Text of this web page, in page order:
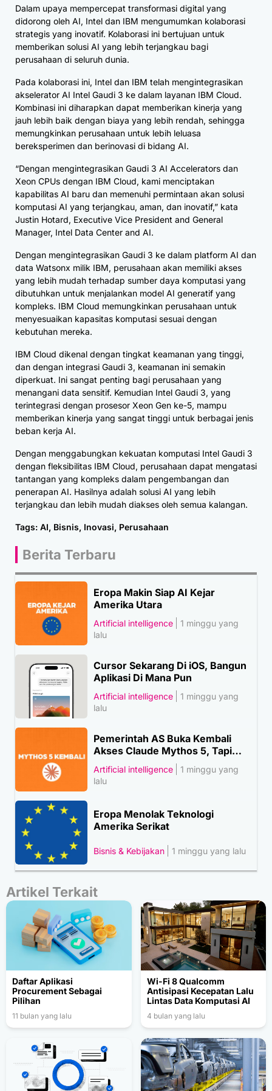
Dalam upaya mempercepat transformasi digital yang
didorong oleh AI, Intel dan IBM mengumumkan kolaborasi
strategis yang inovatif. Kolaborasi ini bertujuan untuk
memberikan solusi AI yang lebih terjangkau bagi
perusahaan di seluruh dunia.
Pada kolaborasi ini, Intel dan IBM telah mengintegrasikan
akselerator AI Intel Gaudi 3 ke dalam layanan IBM Cloud.
Kombinasi ini diharapkan dapat memberikan kinerja yang
jauh lebih baik dengan biaya yang lebih rendah, sehingga
memungkinkan perusahaan untuk lebih leluasa
bereksperimen dan berinovasi di bidang AI.
“Dengan mengintegrasikan Gaudi 3 AI Accelerators dan
Xeon CPUs dengan IBM Cloud, kami menciptakan
kapabilitas AI baru dan memenuhi permintaan akan solusi
komputasi AI yang terjangkau, aman, dan inovatif,” kata
Justin Hotard, Executive Vice President and General
Manager, Intel Data Center and AI.
Dengan mengintegrasikan Gaudi 3 ke dalam platform AI dan
data Watsonx milik IBM, perusahaan akan memiliki akses
yang lebih mudah terhadap sumber daya komputasi yang
dibutuhkan untuk menjalankan model AI generatif yang
kompleks. IBM Cloud memungkinkan perusahaan untuk
menyesuaikan kapasitas komputasi sesuai dengan
kebutuhan mereka.
IBM Cloud dikenal dengan tingkat keamanan yang tinggi,
dan dengan integrasi Gaudi 3, keamanan ini semakin
diperkuat. Ini sangat penting bagi perusahaan yang
menangani data sensitif. Kemudian Intel Gaudi 3, yang
terintegrasi dengan prosesor Xeon Gen ke-5, mampu
memberikan kinerja yang sangat tinggi untuk berbagai jenis
beban kerja AI.
Dengan menggabungkan kekuatan komputasi Intel Gaudi 3
dengan fleksibilitas IBM Cloud, perusahaan dapat mengatasi
tantangan yang kompleks dalam pengembangan dan
penerapan AI. Hasilnya adalah solusi AI yang lebih
terjangkau dan lebih mudah diakses oleh semua kalangan.
Tags: AI, Bisnis, Inovasi, Perusahaan
Berita Terbaru
Eropa Makin Siap AI Kejar
Amerika Utara
Artificial intelligence
1 minggu yang
lalu
Cursor Sekarang Di iOS, Bangun
Aplikasi Di Mana Pun
Artificial intelligence
1 minggu yang
lalu
Pemerintah AS Buka Kembali
Akses Claude Mythos 5, Tapi…
Artificial intelligence
1 minggu yang
lalu
Eropa Menolak Teknologi
Amerika Serikat
Bisnis & Kebijakan 1 minggu yang lalu
Artikel Terkait
Daftar Aplikasi
Procurement Sebagai
Pilihan
11 bulan yang lalu
Wi-Fi 8 Qualcomm
Antisipasi Kecepatan Lalu
Lintas Data Komputasi AI
4 bulan yang lalu